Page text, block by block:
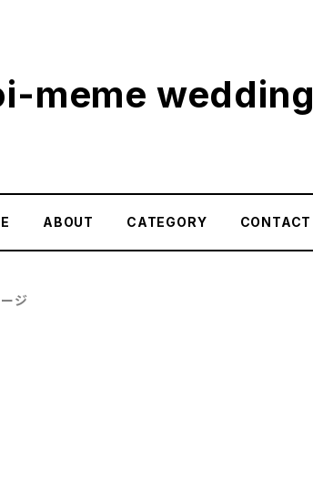
meme wedding
ABOUT CATEGORY CONTACT
ジ